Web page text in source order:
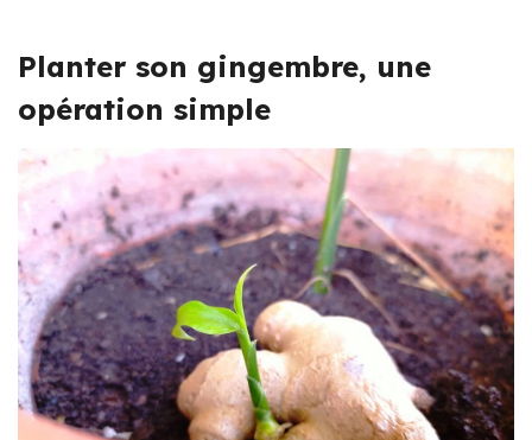
Planter son gingembre, une
opération simple